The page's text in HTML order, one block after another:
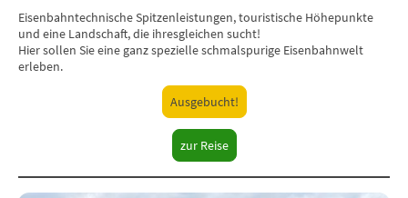
Eisenbahntechnische Spitzenleistungen, touristische Höhepunkte
und eine Landschaft, die ihresgleichen sucht!
Hier sollen Sie eine ganz spezielle schmalspurige Eisenbahnwelt
erleben.
Ausgebucht!
zur Reise